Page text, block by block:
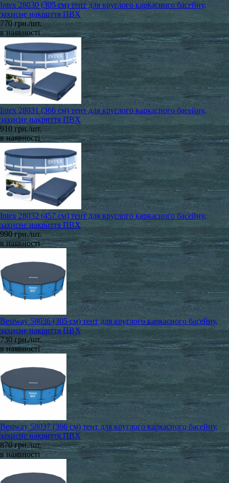
Intex 28030 (305 см) тент для круглого каркасного басейну,
захисне накриття ПВХ
770 грн./шт.
в наявності
Intex 28031 (366 см) тент для круглого каркасного басейну,
захисне накриття ПВХ
910 грн./шт.
в наявності
Intex 28032 (457 см) тент для круглого каркасного басейну,
захисне накриття ПВХ
990 грн./шт.
в наявності
Bestway 58036 (305 см) тент для круглого каркасного басейну,
захисне накриття ПВХ
730 грн./шт.
в наявності
Bestway 58037 (366 см) тент для круглого каркасного басейну,
захисне накриття ПВХ
870 грн./шт.
в наявності